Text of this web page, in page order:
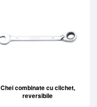
Chei combinate cu clichet,
reversibile